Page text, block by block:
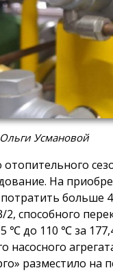
Усмановой
отопительного
На
больше
2, способного
℃ до 110 ℃ за
насосного
разместило на